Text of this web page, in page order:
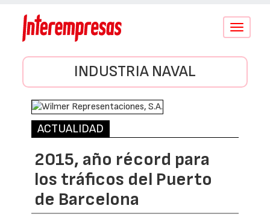
Conmutar
INDUSTRIA NAVAL
ACTUALIDAD
2015, año récord para
los tráficos del Puerto
de Barcelona